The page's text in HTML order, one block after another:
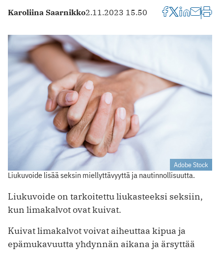
Karoliina Saarnikko2.11.2023 15.50
Adobe Stock
Liukuvoide lisää seksin miellyttävyyttä ja nautinnollisuutta.
Liukuvoide on tarkoitettu liukasteeksi seksiin,
kun limakalvot ovat kuivat.
Kuivat limakalvot voivat aiheuttaa kipua ja
epämukavuutta yhdynnän aikana ja ärsyttää